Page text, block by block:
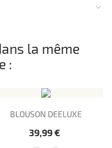
la même
:
BLOUSON DEELUXE
Prix
39,99 €